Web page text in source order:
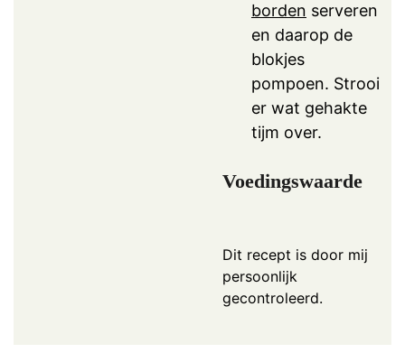
borden serveren
en daarop de
blokjes
pompoen. Strooi
er wat gehakte
tijm over.
Voedingswaarde
Dit recept is door mij
persoonlijk
gecontroleerd.